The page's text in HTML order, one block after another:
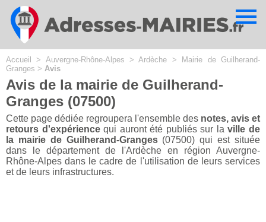
Accueil > Auvergne-Rhône-Alpes >Ardèche >
Mairie de Guilherand-
Granges > Avis
Avis de la mairie de Guilherand-
Granges (07500)
Cette page dédiée regroupera l'ensemble des notes, avis et
retours d'expériencequi auront été publiés sur laville de
la mairie de Guilherand-Granges(07500) qui est située
dans le département de l'Ardèche en région Auvergne-
Rhône-Alpes dans le cadre de l'utilisation de leurs services
et de leurs infrastructures.
Cookies management panel